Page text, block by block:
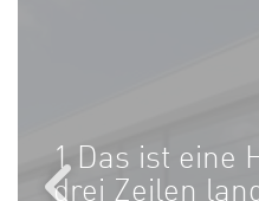
1 Das ist eine
drei Zeilen